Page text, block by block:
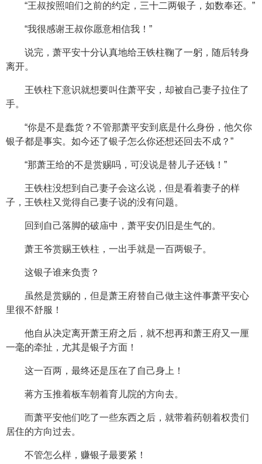
“王叔按照咱们之前的约定，三十二两银子，如数奉还。”
“我很感谢王叔你愿意相信我！”
说完，萧平安十分认真地给王铁柱鞠了一躬，随后转身
离开。
王铁柱下意识就想要叫住萧平安，却被自己妻子拉住了
手。
“你是不是蠢货？不管那萧平安到底是什么身份，他欠你
银子都是事实。如今还了银子怎么你还想还回去不成？”
“那萧王给的不是赏赐吗，可没说是替儿子还钱！”
王铁柱没想到自己妻子会这么说，但是看着妻子的样
子，王铁柱又觉得自己妻子说的没有问题。
回到自己落脚的破庙中，萧平安仍旧是生气的。
萧王爷赏赐王铁柱，一出手就是一百两银子。
这银子谁来负责？
虽然是赏赐的，但是萧王府替自己做主这件事萧平安心
里很不舒服！
他自从决定离开萧王府之后，就不想再和萧王府又一厘
一毫的牵扯，尤其是银子方面！
这一百两，最终还是压在了自己身上！
蒋方玉推着板车朝着育儿院的方向去。
而萧平安他们吃了一些东西之后，就带着药朝着权贵们
居住的方向过去。
不管怎么样，赚银子最要紧！